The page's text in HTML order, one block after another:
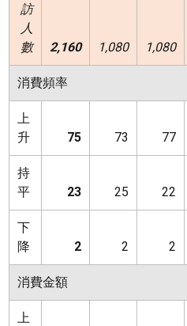
訪
人
數
2,160 1,080 1,080
消費頻率
上
升
75 73 77
持
平
23 25 22
下
降
2 2 2
消費金額
上